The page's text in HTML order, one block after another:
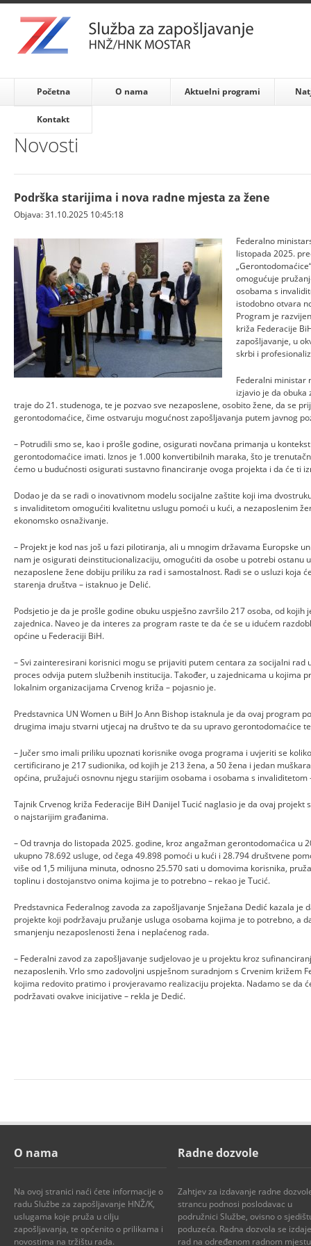
Početna O nama Aktuelni programi
Kontakt
Novosti
Podrška starijima i nova radne mjesta za žene
Objava: 31.10.2025 10:45:18
Federalno
listopada 2025.
omogućuje
osobama s
istodobno otvara
Program je
križa Federacije
zapošljavanje, u
skrbi i
Federalni ministar
izjavio je da obuka
traje do 21. studenoga, te je pozvao sve nezaposlene, osobito žene, da se
gerontodomaćice, čime ostvaruju mogućnost zapošljavanja putem javnog
– Potrudili smo se, kao i prošle godine, osigurati novčana primanja u
gerontodomaćice imati. Iznos je 1.000 konvertibilnih maraka, što je
ćemo u budućnosti osigurati sustavno financiranje ovoga projekta i da će ti
Dodao je da se radi o inovativnom modelu socijalne zaštite koji ima
s invaliditetom omogućiti kvalitetnu uslugu pomoći u kući, a nezaposlenim
ekonomsko osnaživanje.
– Projekt je kod nas još u fazi pilotiranja, ali u mnogim državama Europske
nam je osigurati deinstitucionalizaciju, omogućiti da osobe u potrebi ostanu
nezaposlene žene dobiju priliku za rad i samostalnost. Radi se o usluzi koja
starenja društva – istaknuo je Delić.
Podsjetio je da je prošle godine obuku uspješno završilo 217 osoba, od kojih
zajednica. Naveo je da interes za program raste te da će se u idućem
općine u Federaciji BiH.
– Svi zainteresirani korisnici mogu se prijaviti putem centara za socijalni rad
proces odvija putem službenih institucija. Također, u zajednicama u kojima
lokalnim organizacijama Crvenog križa – pojasnio je.
Predstavnica UN Women u BiH Jo Ann Bishop istaknula je da ovaj program
drugima imaju stvarni utjecaj na društvo te da su upravo gerontodomaćice
– Jučer smo imali priliku upoznati korisnike ovoga programa i uvjeriti se
certificirano je 217 sudionika, od kojih je 213 žena, a 50 žena i jedan
općina, pružajući osnovnu njegu starijim osobama i osobama s invaliditetom
Tajnik Crvenog križa Federacije BiH Danijel Tucić naglasio je da ovaj projekt
o najstarijim građanima.
– Od travnja do listopada 2025. godine, kroz angažman gerontodomaćica u
ukupno 78.692 usluge, od čega 49.898 pomoći u kući i 28.794 društvene
više od 1,5 milijuna minuta, odnosno 25.570 sati u domovima korisnika,
toplinu i dostojanstvo onima kojima je to potrebno – rekao je Tucić.
Predstavnica Federalnog zavoda za zapošljavanje Snježana Dedić kazala je
projekte koji podržavaju pružanje usluga osobama kojima je to potrebno, a
smanjenju nezaposlenosti žena i neplaćenog rada.
– Federalni zavod za zapošljavanje sudjelovao je u projektu kroz
nezaposlenih. Vrlo smo zadovoljni uspješnom suradnjom s Crvenim križem
kojima redovito pratimo i provjeravamo realizaciju projekta. Nadamo se da
podržavati ovakve inicijative – rekla je Dedić.
O nama
Na ovoj stranici naći ćete informacije o
radu Službe za zapošljavanje HNŽ/K,
uslugama koje pruža u cilju
zapošljavanja, te općenito o prilikama i
novostima na tržištu rada.
Radne dozvole
Zahtjev za izdavanje radne
strancu podnosi poslodavac u
podružnici Službe, ovisno o
poduzeća. Radna dozvola se
rad na određenom radnom